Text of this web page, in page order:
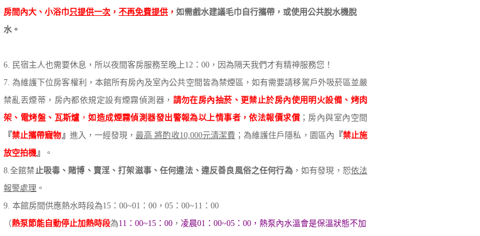
房間內大、小浴巾 只提供一次 ， 不再免費提供 ， 如需戲水建議毛巾自行攜帶， 或使用公共脫水機脫
水。
6. 民宿主人也需要休息，所以夜間客房服務至晚上12：00，因為隔天我們才有精神服務您！
7. 為維護下位房客權利，本館所有房內及室內公共空間皆為禁煙區，如有需要請移駕戶外吸菸區並嚴
禁亂丟煙蒂，房內都依規定設有煙霧偵測器， 請勿在房內抽菸、更禁止於房內使用明火設備、烤肉
架、電烤盤、瓦斯爐 ，如造成煙霧偵測器發出警報為以上情事者，依法報價求償 ；房內與室內空間
『禁止攜帶寵物』 進入，一經發現，最高 將酌收10,000元清潔費 ；為維護住戶隱私，園區內 『禁止施
放空拍機』
。
8.全館禁止吸毒、賭博、賣淫、打架滋事、任何違法、違反善良風俗之任何行為，如有發現，恕依法
報警處理 。
9. 本館房間供應熱水時段為15：00~01：00，05：00~11：00
（熱泵節能自動停止加熱時段為11：00~15：00 ， 凌晨01：00~05：00，熱泵內水溫會是保溫狀態不加